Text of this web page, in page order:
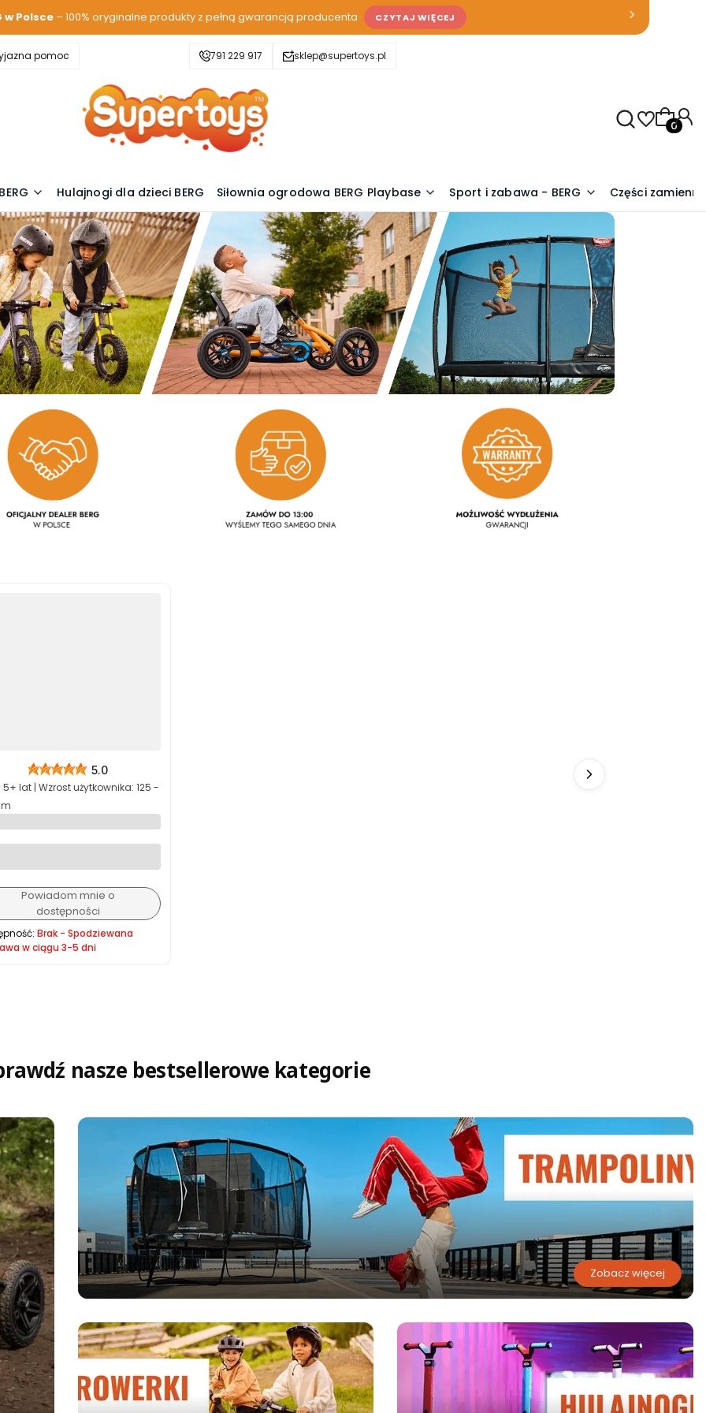
w Polsce – 100% oryginalne produkty z pełną gwarancją producenta CZYTAJ WIĘCEJ
pomoc 791 229 917 sklep@supertoys.pl
Hulajnogi dla dzieci BERG Siłownia ogrodowa BERG Playbase Sport i zabawa - BERG Części
5.0
5+ lat | Wzrost użytkownika: 125 -
XL BFR-3
Powiadom mnie o
dostępności
Brak - Spodziewana
w ciągu 3-5 dni
nasze bestsellerowe kategorie
Zobacz więcej